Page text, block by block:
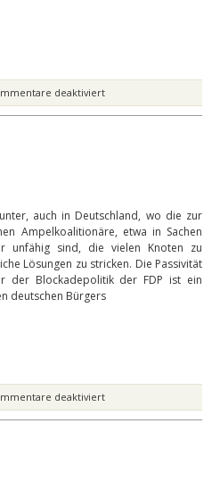
deaktiviertfür
KI
auch in Deutschland, wo die zur
Ampelkoalitionäre, etwa in Sachen
unfähig sind, die vielen Knoten zu
Lösungen zu stricken. Die Passivität
der Blockadepolitik der FDP ist ein
deutschen Bürgers
deaktiviertfür
Krisen